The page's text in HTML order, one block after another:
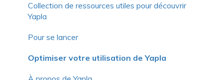
Collection de ressources utiles pour découvrir
Yapla
Pour se lancer
Optimiser votre utilisation de Yapla